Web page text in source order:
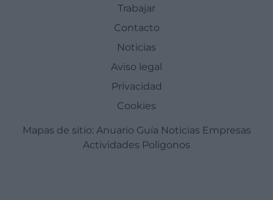
Trabajar
Contacto
Noticias
Aviso legal
Privacidad
Cookies
Mapas de sitio: Anuario Guía Noticias Empresas
Actividades Poligonos